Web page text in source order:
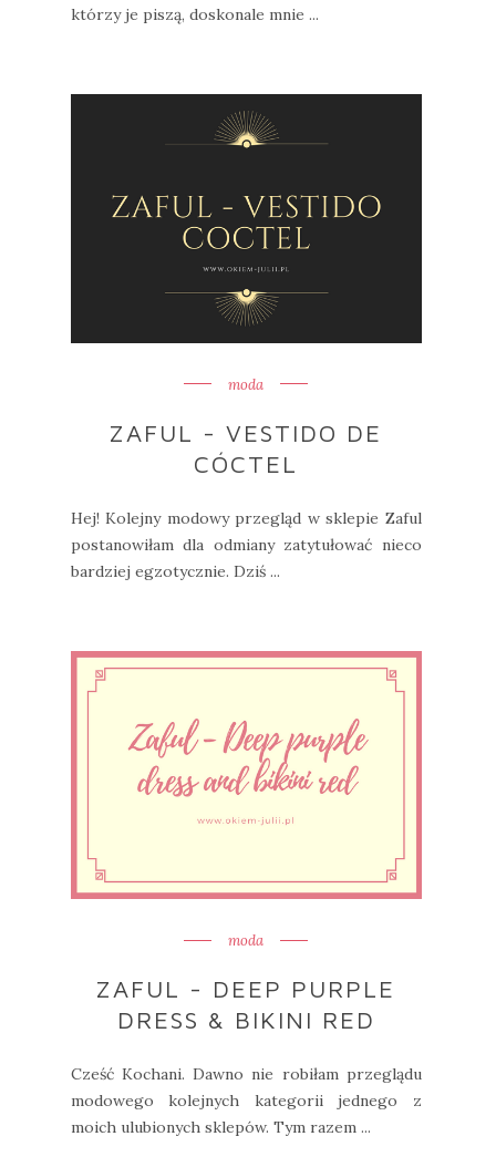
którzy je piszą, doskonale mnie ...
moda
ZAFUL - VESTIDO DE
CÓCTEL
Hej! Kolejny modowy przegląd w sklepie Zaful
postanowiłam dla odmiany zatytułować nieco
bardziej egzotycznie. Dziś ...
moda
ZAFUL - DEEP PURPLE
DRESS & BIKINI RED
Cześć Kochani. Dawno nie robiłam przeglądu
modowego kolejnych kategorii jednego z
moich ulubionych sklepów. Tym razem ...